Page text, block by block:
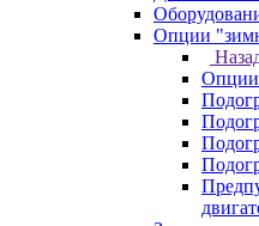
Опции
Опции